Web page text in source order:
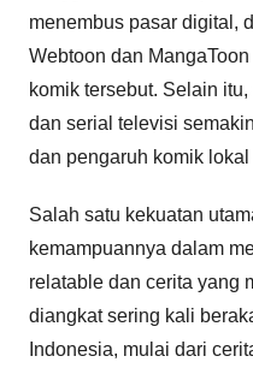
menembus pasar digital,
Webtoon dan
komik tersebut. Selain
dan serial televisi
dan pengaruh komik
Salah satu kekuatan
kemampuannya dalam
relatable dan cerita yang
diangkat sering kali
Indonesia, mulai dari